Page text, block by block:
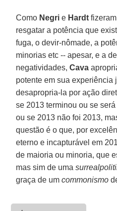
Como Negri e Hardt
resgatar a potência que
fuga, o devir-nômade, a
minorias etc -- apesar, e a
negatividades,Cava
potente em sua experiência
desapropria-la por ação
se 2013 terminou ou se
ou se 2013 não foi 2013,
questão é o que, por
eterno e incapturável em
de maioria ou minoria, que
mas sim de uma
graça de umcommonismo